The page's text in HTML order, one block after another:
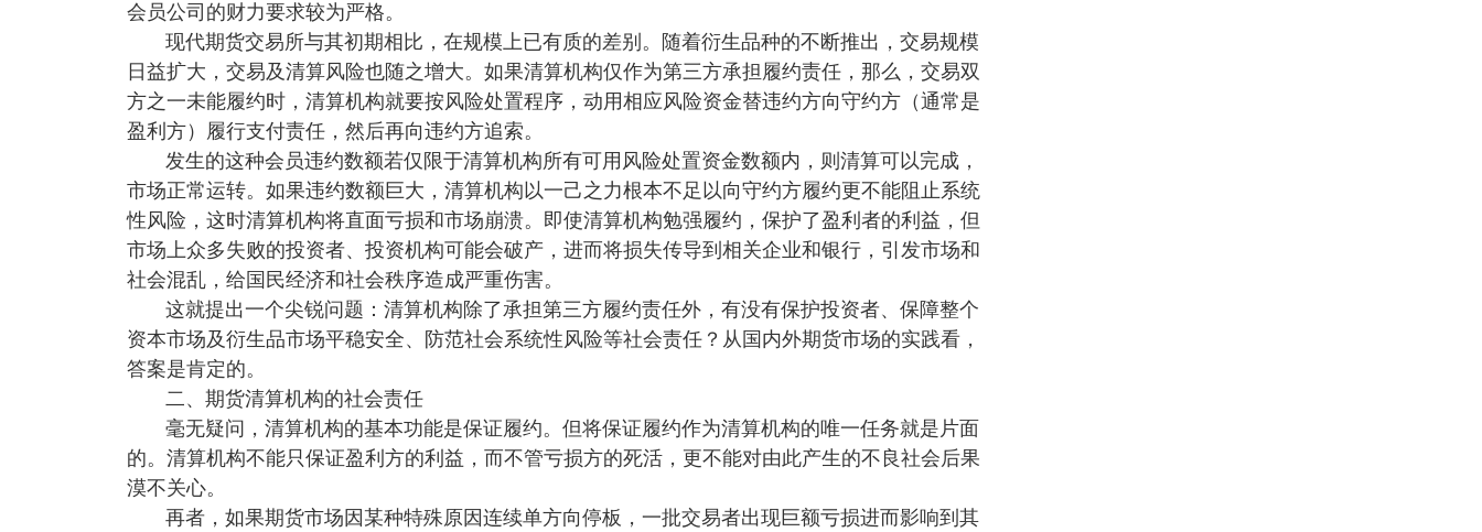
会员公司的财力要求较为严格。
现代期货交易所与其初期相比，在规模上已有质的差别。随着衍生品种的不断推出，交易规模
日益扩大，交易及清算风险也随之增大。如果清算机构仅作为第三方承担履约责任，那么，交易双
方之一未能履约时，清算机构就要按风险处置程序，动用相应风险资金替违约方向守约方（通常是
盈利方）履行支付责任，然后再向违约方追索。
发生的这种会员违约数额若仅限于清算机构所有可用风险处置资金数额内，则清算可以完成，
市场正常运转。如果违约数额巨大，清算机构以一己之力根本不足以向守约方履约更不能阻止系统
性风险，这时清算机构将直面亏损和市场崩溃。即使清算机构勉强履约，保护了盈利者的利益，但
市场上众多失败的投资者、投资机构可能会破产，进而将损失传导到相关企业和银行，引发市场和
社会混乱，给国民经济和社会秩序造成严重伤害。
这就提出一个尖锐问题：清算机构除了承担第三方履约责任外，有没有保护投资者、保障整个
资本市场及衍生品市场平稳安全、防范社会系统性风险等社会责任？从国内外期货市场的实践看，
答案是肯定的。
二、期货清算机构的社会责任
毫无疑问，清算机构的基本功能是保证履约。但将保证履约作为清算机构的唯一任务就是片面
的。清算机构不能只保证盈利方的利益，而不管亏损方的死活，更不能对由此产生的不良社会后果
漠不关心。
再者，如果期货市场因某种特殊原因连续单方向停板，一批交易者出现巨额亏损进而影响到其